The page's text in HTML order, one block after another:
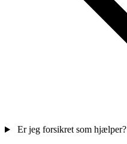
Er jeg forsikret som hjælper?